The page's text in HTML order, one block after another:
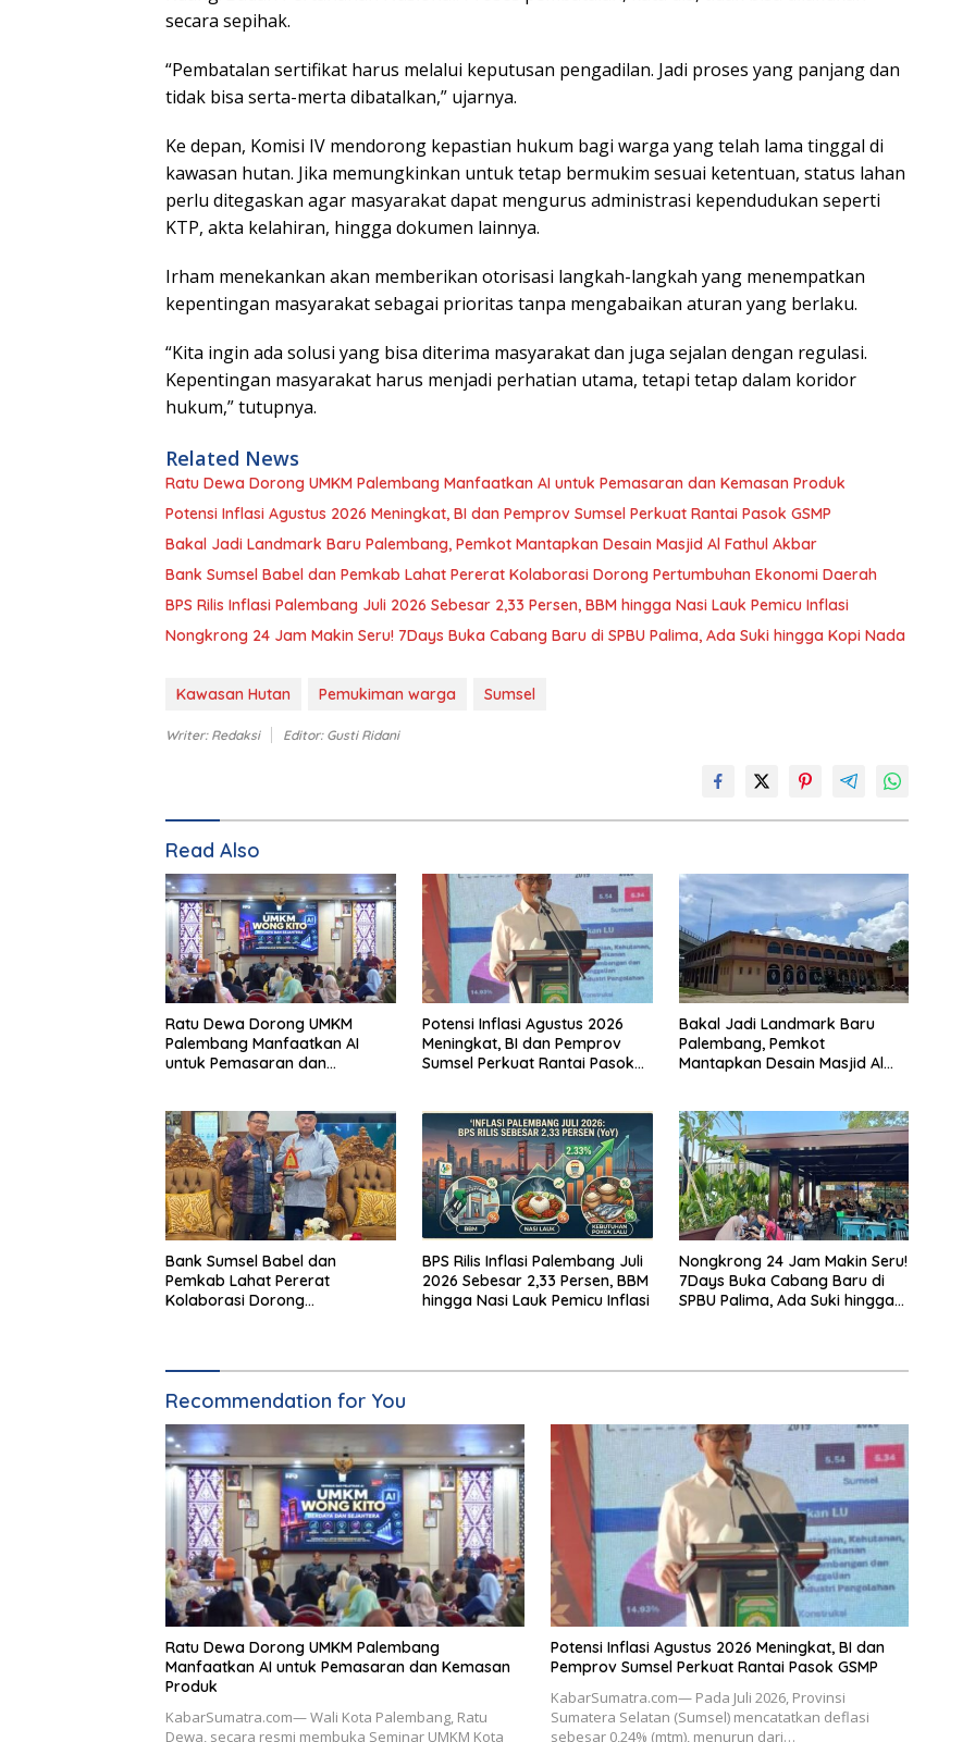
secara sepihak.
“Pembatalan sertifikat harus melalui keputusan pengadilan. Jadi proses yang panjang dan
tidak bisa serta-merta dibatalkan,” ujarnya.
Ke depan, Komisi IV mendorong kepastian hukum bagi warga yang telah lama tinggal di
kawasan hutan. Jika memungkinkan untuk tetap bermukim sesuai ketentuan, status lahan
perlu ditegaskan agar masyarakat dapat mengurus administrasi kependudukan seperti
KTP, akta kelahiran, hingga dokumen lainnya.
Irham menekankan akan memberikan otorisasi langkah-langkah yang menempatkan
kepentingan masyarakat sebagai prioritas tanpa mengabaikan aturan yang berlaku.
“Kita ingin ada solusi yang bisa diterima masyarakat dan juga sejalan dengan regulasi.
Kepentingan masyarakat harus menjadi perhatian utama, tetapi tetap dalam koridor
hukum,” tutupnya.
Related News
Ratu Dewa Dorong UMKM Palembang Manfaatkan AI untuk Pemasaran dan Kemasan Produk
Potensi Inflasi Agustus 2026 Meningkat, BI dan Pemprov Sumsel Perkuat Rantai Pasok GSMP
Bakal Jadi Landmark Baru Palembang, Pemkot Mantapkan Desain Masjid Al Fathul Akbar
Bank Sumsel Babel dan Pemkab Lahat Pererat Kolaborasi Dorong Pertumbuhan Ekonomi Daerah
BPS Rilis Inflasi Palembang Juli 2026 Sebesar 2,33 Persen, BBM hingga Nasi Lauk Pemicu Inflasi
Nongkrong 24 Jam Makin Seru! 7Days Buka Cabang Baru di SPBU Palima, Ada Suki hingga Kopi Nada
Kawasan Hutan Pemukiman warga Sumsel
Writer: Redaksi Editor: Gusti Ridani
Read Also
Ratu Dewa Dorong UMKM
Palembang Manfaatkan AI
untuk Pemasaran dan
Potensi Inflasi Agustus 2026
Meningkat, BI dan Pemprov
Sumsel Perkuat Rantai Pasok
Bakal Jadi Landmark Baru
Palembang, Pemkot
Mantapkan Desain Masjid Al
Bank Sumsel Babel dan
Pemkab Lahat Pererat
Kolaborasi Dorong
BPS Rilis Inflasi Palembang Juli
2026 Sebesar 2,33 Persen, BBM
hingga Nasi Lauk Pemicu Inflasi
Nongkrong 24 Jam Makin Seru!
7Days Buka Cabang Baru di
SPBU Palima, Ada Suki hingga
Recommendation for You
Ratu Dewa Dorong UMKM Palembang
Manfaatkan AI untuk Pemasaran dan Kemasan
Produk
KabarSumatra.com— Wali Kota Palembang, Ratu
Dewa, secara resmi membuka Seminar UMKM Kota
Potensi Inflasi Agustus 2026 Meningkat, BI dan
Pemprov Sumsel Perkuat Rantai Pasok GSMP
KabarSumatra.com— Pada Juli 2026, Provinsi
Sumatera Selatan (Sumsel) mencatatkan deflasi
sebesar 0,24% (mtm), menurun dari…